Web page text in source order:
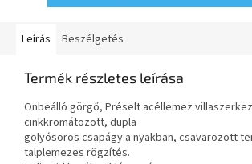
Leírás Beszélgetés
Termék részletes leírása
Önbeálló görgő, Préselt acéllemez
cinkkromátozott, dupla
golyósoros csapágy a nyakban, csavarozott
talplemezes rögzítés.